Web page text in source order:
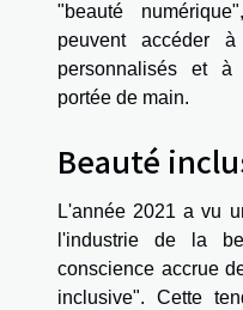
"beauté
peuvent accéder
personnalisés et
portée de main.
Beauté
L'année 2021 a vu
l'industrie de la
conscience accrue
inclusive". Cette